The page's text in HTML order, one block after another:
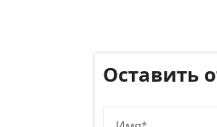
Оставить